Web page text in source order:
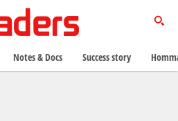
Notes & Docs Success story